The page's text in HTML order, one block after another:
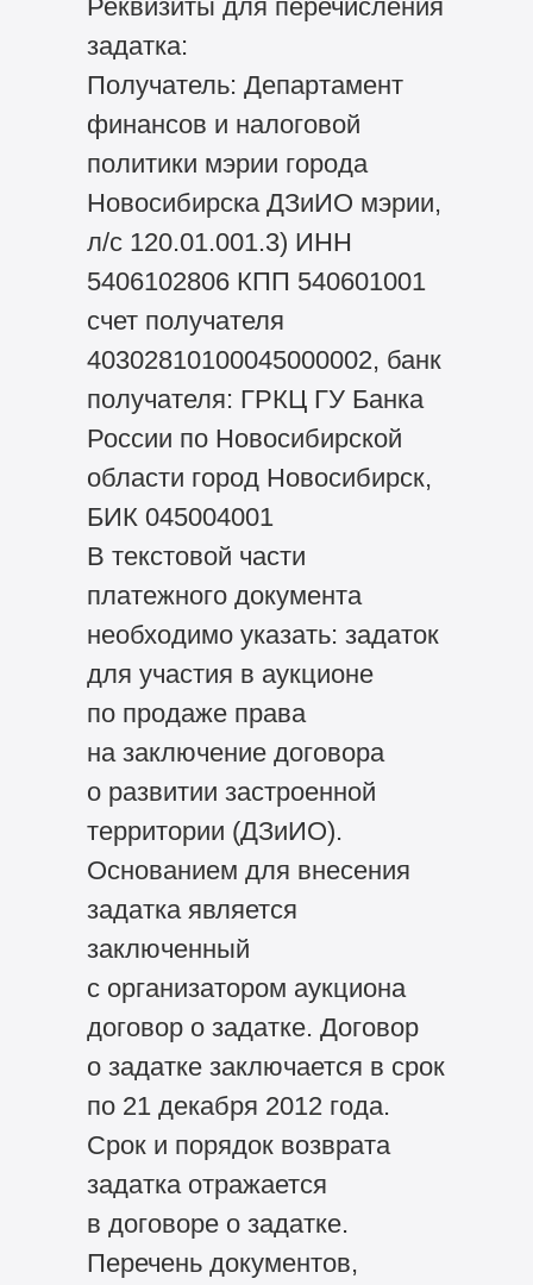
Реквизиты для перечисления
задатка:
Получатель: Департамент
финансов и налоговой
политики мэрии города
Новосибирска ДЗиИО мэрии,
л/с 120.01.001.3) ИНН
5406102806 КПП 540601001
счет получателя
40302810100045000002, банк
получателя: ГРКЦ ГУ Банка
России по Новосибирской
области город Новосибирск,
БИК 045004001
В текстовой части
платежного документа
необходимо указать: задаток
для участия в аукционе
по продаже права
на заключение договора
о развитии застроенной
территории (ДЗиИО).
Основанием для внесения
задатка является
заключенный
с организатором аукциона
договор о задатке. Договор
о задатке заключается в срок
по 21 декабря 2012 года.
Срок и порядок возврата
задатка отражается
в договоре о задатке.
Перечень документов,